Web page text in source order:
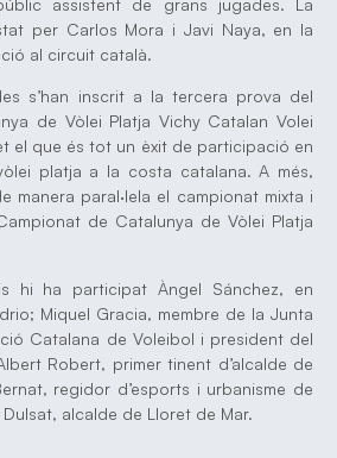
assistent de grans jugades. La
per Carlos Mora i Javi Naya, en la
al circuit català.
s’han inscrit a la tercera prova del
de Vòlei Platja Vichy Catalan Volei
el que és tot un èxit de participació en
platja a la costa catalana. A més,
manera paral·lela el campionat mixta i
de Catalunya de Vòlei Platja
hi ha participat Àngel Sánchez, en
Miquel Gracia, membre de la Junta
Catalana de Voleibol i president del
Robert, primer tinent d’alcalde de
regidor d’esports i urbanisme de
alcalde de Lloret de Mar.